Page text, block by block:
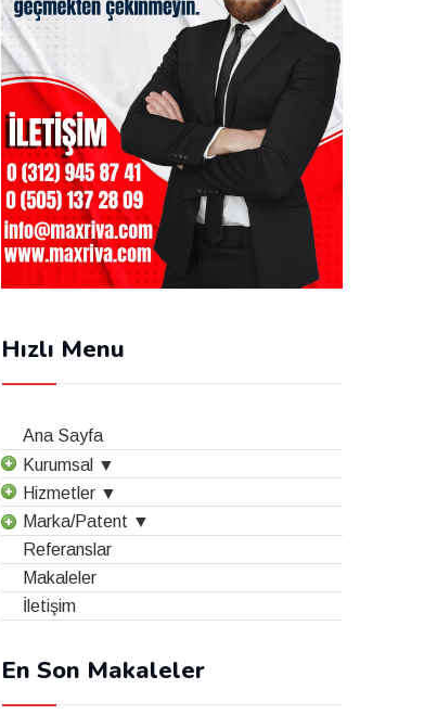
Hızlı Menu
Ana Sayfa
Kurumsal ▼
Hizmetler ▼
Marka/Patent ▼
Referanslar
Makaleler
İletişim
En Son Makaleler